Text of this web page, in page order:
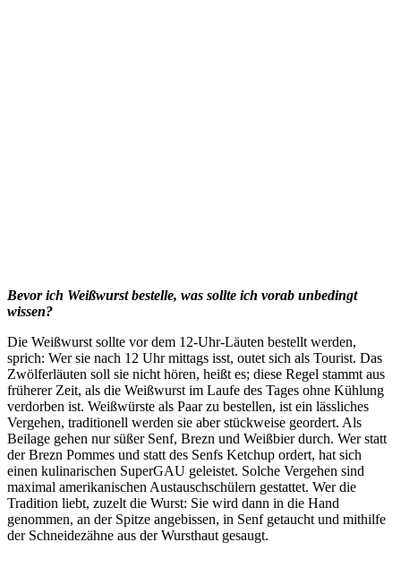
Bevor ich Weißwurst bestelle, was sollte ich vorab unbedingt
wissen?
Die Weißwurst sollte vor dem 12-Uhr-Läuten bestellt werden,
sprich: Wer sie nach 12 Uhr mittags isst, outet sich als Tourist. Das
Zwölferläuten soll sie nicht hören, heißt es; diese Regel stammt aus
früherer Zeit, als die Weißwurst im Laufe des Tages ohne Kühlung
verdorben ist. Weißwürste als Paar zu bestellen, ist ein lässliches
Vergehen, traditionell werden sie aber stückweise geordert. Als
Beilage gehen nur süßer Senf, Brezn und Weißbier durch. Wer statt
der Brezn Pommes und statt des Senfs Ketchup ordert, hat sich
einen kulinarischen SuperGAU geleistet. Solche Vergehen sind
maximal amerikanischen Austauschschülern gestattet. Wer die
Tradition liebt, zuzelt die Wurst: Sie wird dann in die Hand
genommen, an der Spitze angebissen, in Senf getaucht und mithilfe
der Schneidezähne aus der Wursthaut gesaugt.